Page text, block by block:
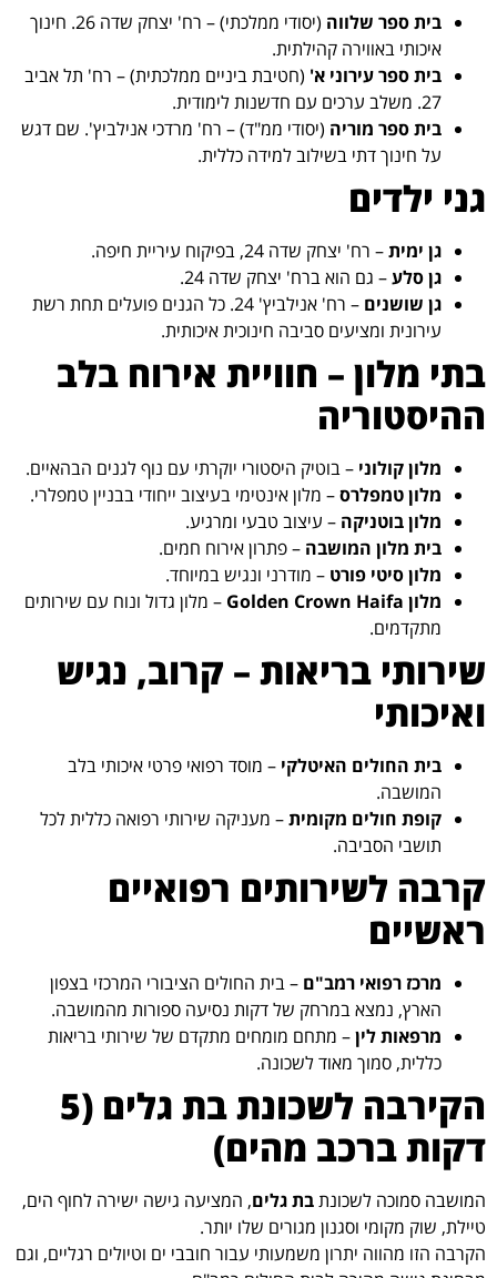
בית ספר שלווה
(יסודי ממלכתי) – רח' יצחק שדה 26. חינוך
איכותי באווירה קהילתית.
בית ספר עירוני א' (חטיבת ביניים ממלכתית) – רח' תל אביב
27. משלב ערכים עם חדשנות לימודית.
בית ספר מוריה (יסודי ממ"ד) – רח' מרדכי אנילביץ'. שם דגש
על חינוך דתי בשילוב למידה כללית.
גני ילדים
גן ימית– רח' יצחק שדה 24, בפיקוח עיריית חיפה.
גן סלע– גם הוא ברח' יצחק שדה 24.
גן שושנים
– רח' אנילביץ' 24. כל הגנים פועלים תחת רשת
עירונית ומציעים סביבה חינוכית איכותית.
בתי מלון – חוויית אירוח בלב
ההיסטוריה
מלון קולוני – בוטיק היסטורי יוקרתי עם נוף לגנים הבהאיים.
מלון טמפלרס– מלון אינטימי בעיצוב ייחודי בבניין טמפלרי.
מלון בוטניקה – עיצוב טבעי ומרגיע.
בית מלון המושבה – פתרון אירוח חמים.
מלון סיטי פורט – מודרני ונגיש במיוחד.
מלון Golden Crown Haifa
– מלון גדול ונוח עם שירותים
מתקדמים.
שירותי בריאות – קרוב, נגיש
ואיכותי
בית החולים האיטלקי – מוסד רפואי פרטי איכותי בלב
המושבה.
קופת חולים מקומית– מעניקה שירותי רפואה כללית לכל
תושבי הסביבה.
קרבה לשירותים רפואיים
ראשיים
מרכז רפואי רמב"ם – בית החולים הציבורי המרכזי בצפון
הארץ, נמצא במרחק של דקות נסיעה ספורות מהמושבה.
מרפאות לין– מתחם מומחים מתקדם של שירותי בריאות
כללית, סמוך מאוד לשכונה.
הקירבה לשכונת בת גלים (5
דקות ברכב מהים)
המושבה סמוכה לשכונתבת גלים, המציעה גישה ישירה לחוף הים,
טיילת, שוק מקומי וסגנון מגורים שלו יותר.
הקרבה הזו מהווה יתרון משמעותי עבור חובבי ים וטיולים רגליים, וגם